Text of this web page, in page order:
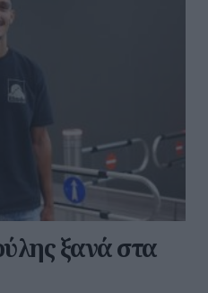
ξανά στα